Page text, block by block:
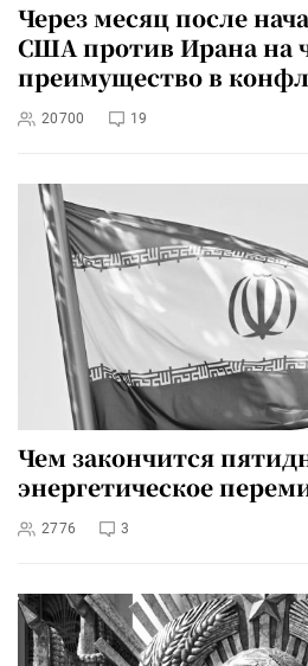
Через месяц после
США против Ирана на
преимущество в
20700 19
Чем закончится
энергетическое
2776 3